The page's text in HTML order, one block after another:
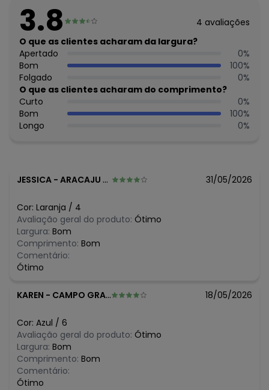
Forro: Não
Cinto: Não acompanha
Cintura: Média
Decote Frente : Redondo
Decote Costas: Redondo
Fornecedor: KYLY INDUSTRIA TEXTIL LTDA / CNPJ
78.855.830/0001-98
Feito: Brasil
Cuidados para conservação do produto: Para melhor
conservação do produto, lavar à mão com sabão neutro.
O preço apresentado abaixo é o menor oferecido em
algum dia do mês, para o menor tamanho disponível.
agosto/2026
julho/2026
junho/2026
março/2026 N/D*
3.8 4 avaliações
O que as clientes acharam da largura?
Apertado
0%
Bom
100%
Folgado
0%
O que as clientes acharam do comprimento?
Curto
0%
Bom
100%
Longo
0%
JESSICA - ARACAJU - SE 31/05/2026
Cor: Laranja / 4
Avaliação geral do produto: Ótimo
Largura: Bom
Comprimento: Bom
Comentário:
Ótimo
KAREN - CAMPO GRANDE - MS 18/05/2026
Cor: Azul / 6
Avaliação geral do produto: Ótimo
Largura: Bom
Comprimento: Bom
Comentário:
Ótimo